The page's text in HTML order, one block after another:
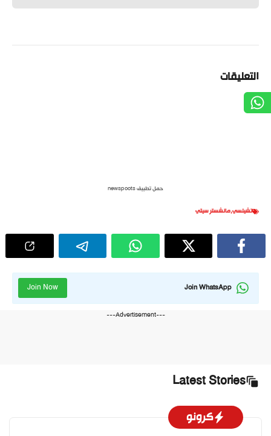
التعليقات
حمل تطبيق newspoots
تشيلسي,مانشستر سيتي
Join WhatsApp
Join Now
---Advertisement---
Latest Stories
كرونو